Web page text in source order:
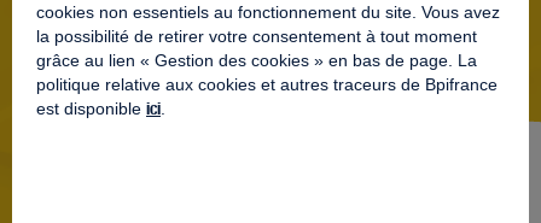
cookies non essentiels au fonctionnement du site. Vous avez
la possibilité de retirer votre consentement à tout moment
grâce au lien « Gestion des cookies » en bas de page. La
politique relative aux cookies et autres traceurs de Bpifrance
est disponible ici.